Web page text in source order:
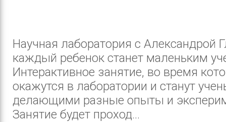
Научная лаборатория с Александрой
каждый ребенок станет маленьким
Интерактивное занятие, во время
окажутся в лаборатории и станут
делающими разные опыты и
Занятие будет проход...